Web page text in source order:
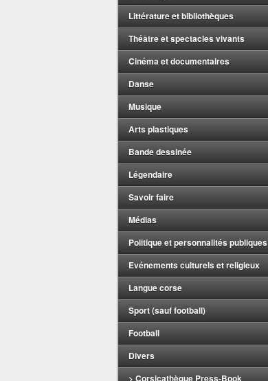
Littérature et bibliothèques
Théâtre et spectacles vivants
Cinéma et documentaires
Danse
Musique
Arts plastiques
Bande dessinée
Légendaire
Savoir faire
Médias
Politique et personnalités publiques
Evénements culturels et religieux
Langue corse
Sport (sauf football)
Football
Divers
> Corsicathèque Press-Book